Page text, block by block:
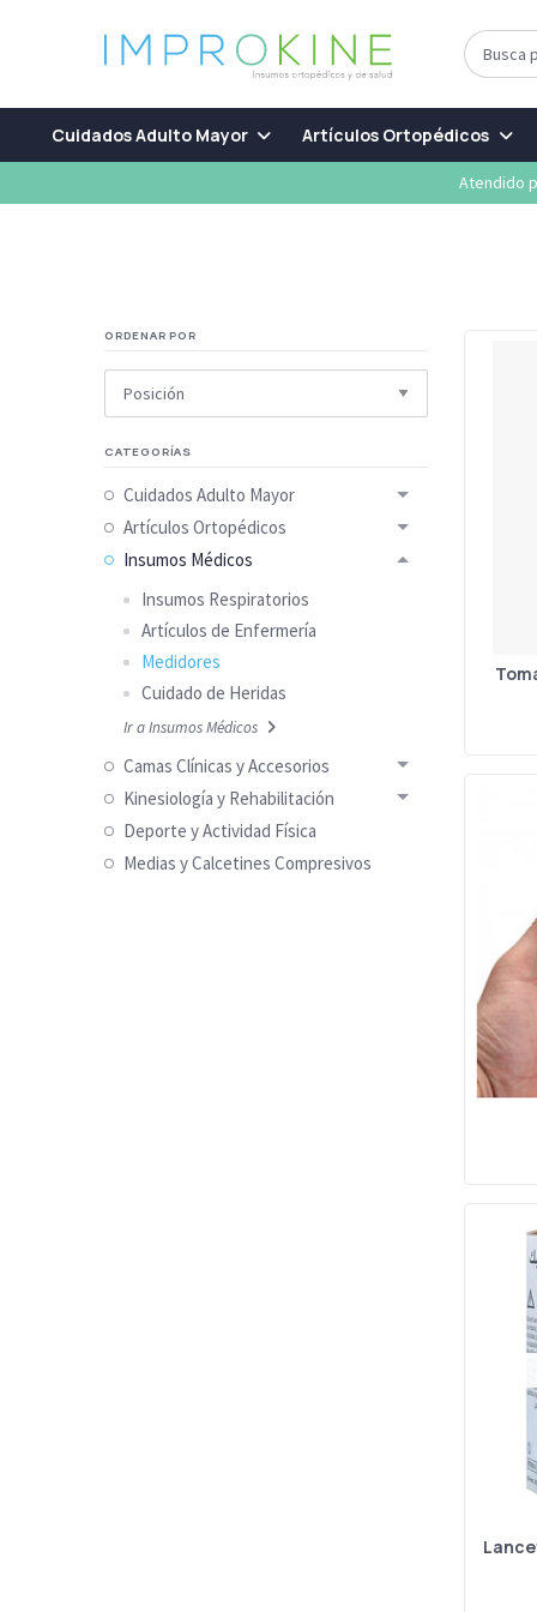
Cuidados Adulto Mayor Artículos Ortopédicos
Atendido
ORDENAR POR
CATEGORÍAS
Cuidados Adulto Mayor
Artículos Ortopédicos
Insumos Médicos
Insumos Respiratorios
Artículos de Enfermería
Medidores
Cuidado de Heridas
Ir a Insumos Médicos
Camas Clínicas y Accesorios
Kinesiología y Rehabilitación
Deporte y Actividad Física
Medias y Calcetines Compresivos